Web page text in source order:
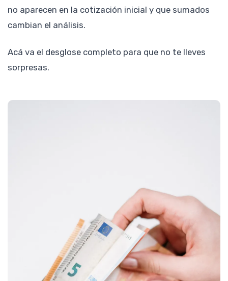
no aparecen en la cotización inicial y que sumados
cambian el análisis.
Acá va el desglose completo para que no te lleves
sorpresas.